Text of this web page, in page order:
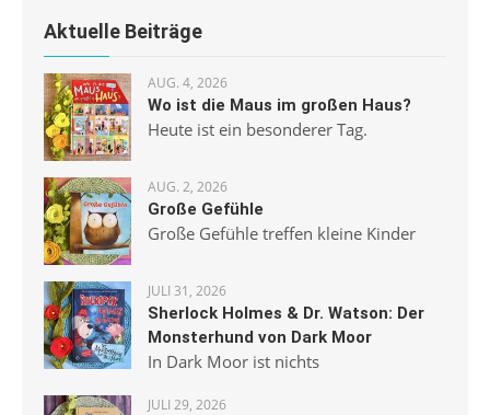
Aktuelle Beiträge
AUG. 4, 2026
Wo ist die Maus im großen Haus?
Heute ist ein besonderer Tag.
AUG. 2, 2026
Große Gefühle
Große Gefühle treffen kleine Kinder
JULI 31, 2026
Sherlock Holmes & Dr. Watson: Der
Monsterhund von Dark Moor
In Dark Moor ist nichts
JULI 29, 2026